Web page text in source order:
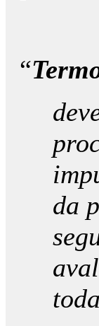
“
da